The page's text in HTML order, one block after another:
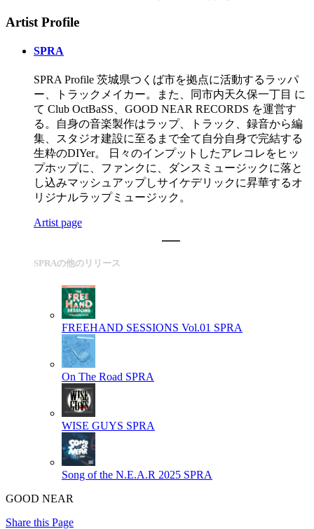
Artist Profile
SPRA
SPRA Profile 茨城県つくば市を拠点に活動するラッパ
ー、トラックメイカー。また、同市内天久保一丁目 に
て Club OctBaSS、GOOD NEAR RECORDS を運営す
る。自身の音楽製作はラップ、トラック、録音から編
集、スタジオ建設に至るまで全て自分自身で完結する
生粋のDIYer。 日々のインプットしたアレコレをヒッ
プホップに、ファンクに、ダンスミュージックに落と
し込みマッシュアップしサイケデリックに昇華するオ
リジナルラップミュージック。
Artist page
SPRAの他のリリース
FREEHAND SESSIONS Vol.01 SPRA
On The Road SPRA
WISE GUYS SPRA
Song of the N.E.A.R 2025 SPRA
GOOD NEAR
Share this Page